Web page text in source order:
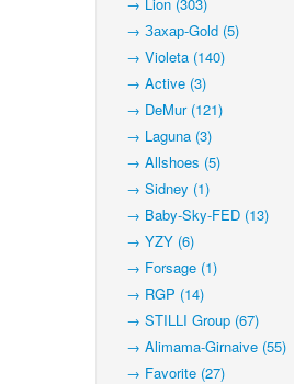
→ Захар-Gold (5)
→ Violeta (140)
→ Active (3)
→ DeMur (121)
→ Laguna (3)
→ Allshoes (5)
→ Sidney (1)
→ Baby-Sky-FED (13)
→ YZY (6)
→ Forsage (1)
→ RGP (14)
→ STILLI Group (67)
→ Alimama-Girnaive (55)
→ Favorite (27)